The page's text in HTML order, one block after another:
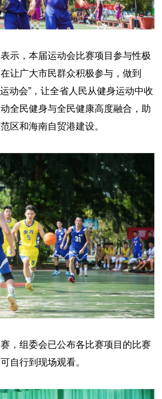
，本届运动会比赛项目参与性极
让广大市民群众积极参与，做到
动会”，让全省人民从健身运动中收
全民健身与全民健康高度融合，助
区和海南自贸港建设。
组委会已公布各比赛项目的比赛
自行到现场观看。